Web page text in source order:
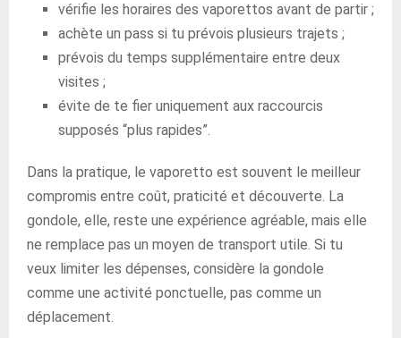
vérifie les horaires des vaporettos avant de partir ;
achète un pass si tu prévois plusieurs trajets ;
prévois du temps supplémentaire entre deux
visites ;
évite de te fier uniquement aux raccourcis
supposés “plus rapides”.
Dans la pratique, le vaporetto est souvent le meilleur
compromis entre coût, praticité et découverte. La
gondole, elle, reste une expérience agréable, mais elle
ne remplace pas un moyen de transport utile. Si tu
veux limiter les dépenses, considère la gondole
comme une activité ponctuelle, pas comme un
déplacement.